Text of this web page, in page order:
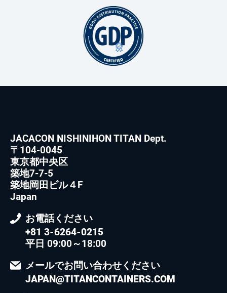
JACACON NISHINIHON TITAN Dept.
〒104-0045
東京都中央区
築地7-7-5
築地岡田ビル４F
Japan
お電話ください
+81 3-6264-0215
平日 09:00～18:00
メールでお問い合わせください
JAPAN@TITANCONTAINERS.COM